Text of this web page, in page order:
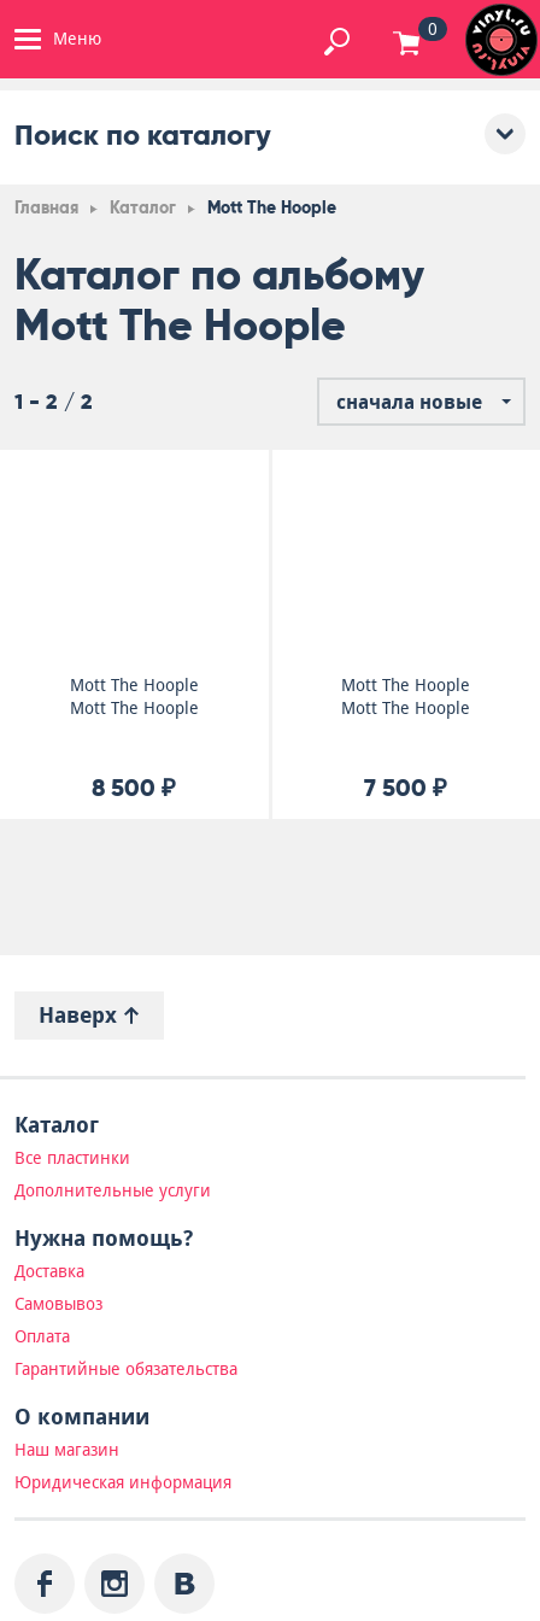
Меню 0
Поиск по каталогу
Главная Каталог Mott The Hoople
Каталог по альбому
Mott The Hoople
1 - 2 / 2 сначала новые
Mott The Hoople
Mott The Hoople
8 500 ₽
Mott The Hoople
Mott The Hoople
7 500 ₽
Наверх
Каталог
Все пластинки
Дополнительные услуги
Нужна помощь?
Доставка
Самовывоз
Оплата
Гарантийные обязательства
О компании
Наш магазин
Юридическая информация